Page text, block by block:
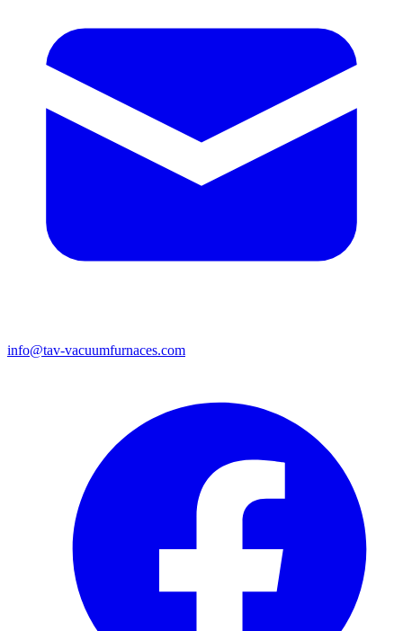
info@tav-vacuumfurnaces.com